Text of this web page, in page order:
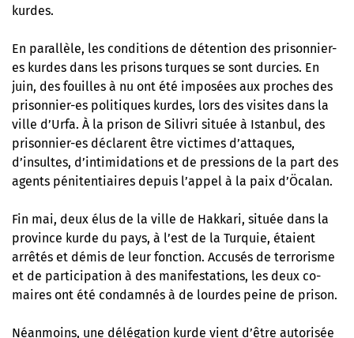
kurdes.
En parallèle, les conditions de détention des prisonnier-
es kurdes dans les prisons turques se sont durcies. En
juin, des fouilles à nu ont été imposées aux proches des
prisonnier-es politiques kurdes, lors des visites dans la
ville d’Urfa. À la prison de Silivri située à Istanbul, des
prisonnier-es déclarent être victimes d’attaques,
d’insultes, d’intimidations et de pressions de la part des
agents pénitentiaires depuis l’appel à la paix d’Öcalan.
Fin mai, deux élus de la ville de Hakkari, située dans la
province kurde du pays, à l’est de la Turquie, étaient
arrêtés et démis de leur fonction. Accusés de terrorisme
et de participation à des manifestations, les deux co-
maires ont été condamnés à de lourdes peine de prison.
Néanmoins, une délégation kurde vient d’être autorisée